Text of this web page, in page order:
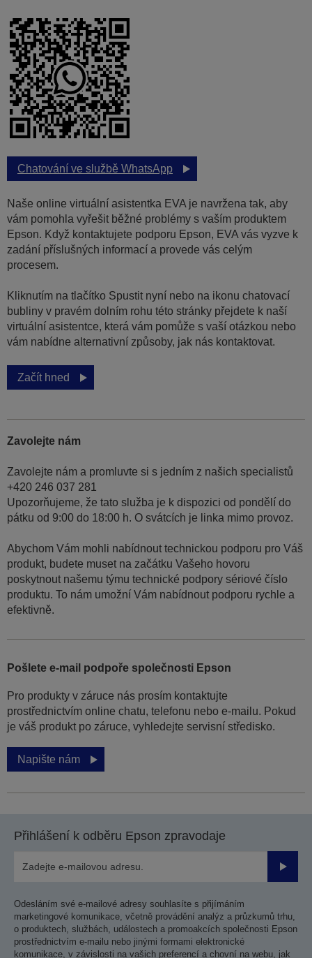
Chatování ve službě WhatsApp
Naše online virtuální asistentka EVA je navržena tak, aby
vám pomohla vyřešit běžné problémy s vaším produktem
Epson. Když kontaktujete podporu Epson, EVA vás vyzve k
zadání příslušných informací a provede vás celým
procesem.
Kliknutím na tlačítko Spustit nyní nebo na ikonu chatovací
bubliny v pravém dolním rohu této stránky přejdete k naší
virtuální asistentce, která vám pomůže s vaší otázkou nebo
vám nabídne alternativní způsoby, jak nás kontaktovat.
Začít hned
Zavolejte nám
Zavolejte nám a promluvte si s jedním z našich specialistů
+420 246 037 281
Upozorňujeme, že tato služba je k dispozici od pondělí do
pátku od 9:00 do 18:00 h. O svátcích je linka mimo provoz.
Abychom Vám mohli nabídnout technickou podporu pro Váš
produkt, budete muset na začátku Vašeho hovoru
poskytnout našemu týmu technické podpory sériové číslo
produktu. To nám umožní Vám nabídnout podporu rychle a
efektivně.
Pošlete e-mail podpoře společnosti Epson
Pro produkty v záruce nás prosím kontaktujte
prostřednictvím online chatu, telefonu nebo e-mailu. Pokud
je váš produkt po záruce, vyhledejte servisní středisko.
Napište nám
Přihlášení k odběru Epson zpravodaje
Odesláním své e-mailové adresy souhlasíte s přijímáním
marketingové komunikace, včetně provádění analýz a průzkumů trhu,
o produktech, službách, událostech a promoakcích společnosti Epson
prostřednictvím e-mailu nebo jinými formami elektronické
komunikace, v závislosti na vašich preferencí a chovní na webu, jak